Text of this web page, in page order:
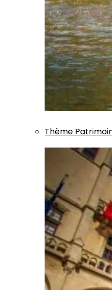
Thème